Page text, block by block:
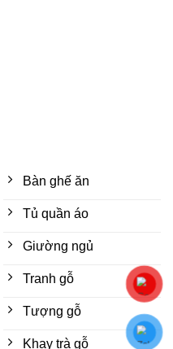
Bàn ghế ăn
Tủ quần áo
Giường ngủ
Tranh gỗ
Tượng gỗ
Khay trà gỗ